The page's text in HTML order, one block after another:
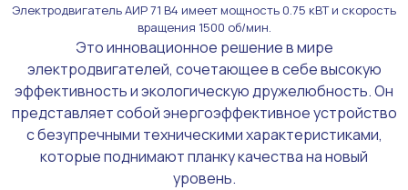
Электродвигатель АИР 71 В4 имеет мощность 0.75 кВТ и скорость
вращения 1500 об/мин.
Это инновационное решение в мире
электродвигателей, сочетающее в себе высокую
эффективность и экологическую дружелюбность. Он
представляет собой энергоэффективное устройство
с безупречными техническими характеристиками,
которые поднимают планку качества на новый
уровень.